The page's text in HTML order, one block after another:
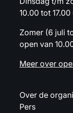
10.00 tot
Zomer (6 juli
open van
Meer over
Over de
Pers